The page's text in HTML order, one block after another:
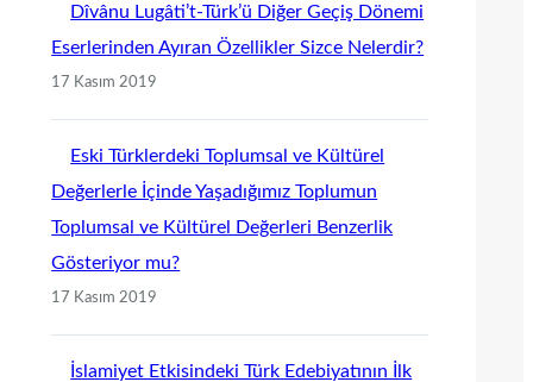
Dîvânu Lugâti’t-Türk’ü Diğer Geçiş Dönemi
Eserlerinden Ayıran Özellikler Sizce Nelerdir?
17 Kasım 2019
Eski Türklerdeki Toplumsal ve Kültürel
Değerlerle İçinde Yaşadığımız Toplumun
Toplumsal ve Kültürel Değerleri Benzerlik
Gösteriyor mu?
17 Kasım 2019
İslamiyet Etkisindeki Türk Edebiyatının İlk